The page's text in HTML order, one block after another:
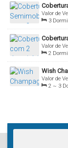
149.71m²
m² por
Valor de
130, Água
3
Útil: 246
Valor de
Souza,
2
Útil: 142
Wish
Valor de
Bigorrilho,
2 ~ 3